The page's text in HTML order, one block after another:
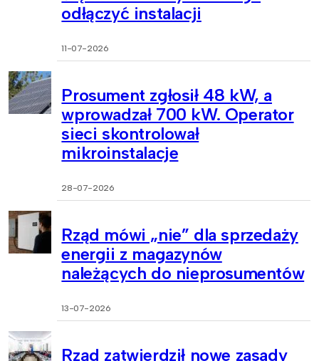
odłączyć instalacji
11-07-2026
Prosument zgłosił 48 kW, a
wprowadzał 700 kW. Operator
sieci skontrolował
mikroinstalacje
28-07-2026
Rząd mówi „nie” dla sprzedaży
energii z magazynów
należących do nieprosumentów
13-07-2026
Rząd zatwierdził nowe zasady